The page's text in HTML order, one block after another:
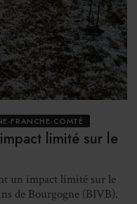
FRANCHE-COMTÉ
limité sur le
un impact limité sur le
de Bourgogne (BIVB).